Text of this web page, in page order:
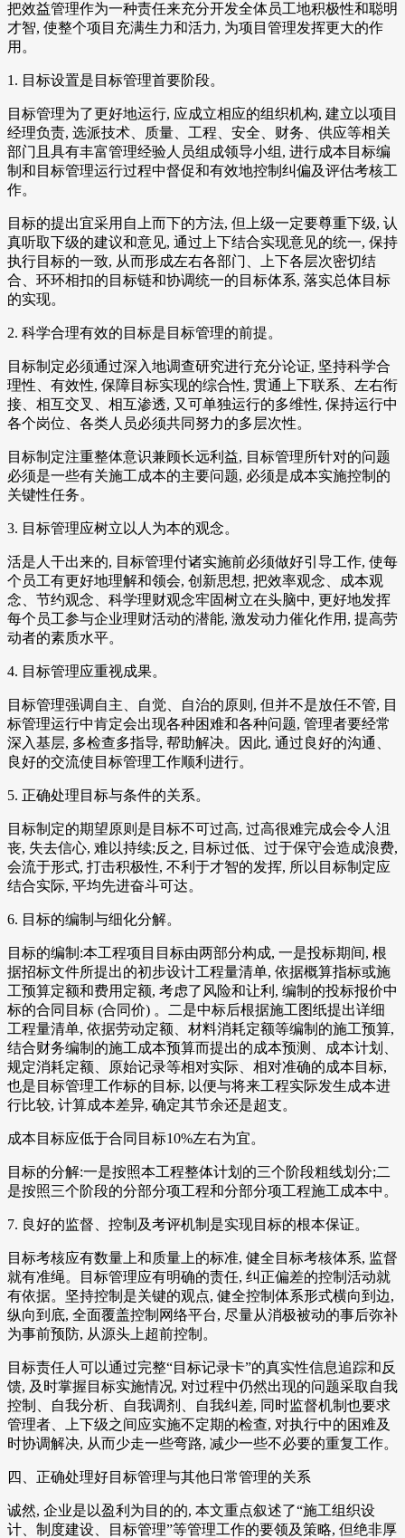
把效益管理作为一种责任来充分开发全体员工地积极性和聪明
才智, 使整个项目充满生力和活力, 为项目管理发挥更大的作
用。
1. 目标设置是目标管理首要阶段。
目标管理为了更好地运行, 应成立相应的组织机构, 建立以项目
经理负责, 选派技术、质量、工程、安全、财务、供应等相关
部门且具有丰富管理经验人员组成领导小组, 进行成本目标编
制和目标管理运行过程中督促和有效地控制纠偏及评估考核工
作。
目标的提出宜采用自上而下的方法, 但上级一定要尊重下级, 认
真听取下级的建议和意见, 通过上下结合实现意见的统一, 保持
执行目标的一致, 从而形成左右各部门、上下各层次密切结
合、环环相扣的目标链和协调统一的目标体系, 落实总体目标
的实现。
2. 科学合理有效的目标是目标管理的前提。
目标制定必须通过深入地调查研究进行充分论证, 坚持科学合
理性、有效性, 保障目标实现的综合性, 贯通上下联系、左右衔
接、相互交叉、相互渗透, 又可单独运行的多维性, 保持运行中
各个岗位、各类人员必须共同努力的多层次性。
目标制定注重整体意识兼顾长远利益, 目标管理所针对的问题
必须是一些有关施工成本的主要问题, 必须是成本实施控制的
关键性任务。
3. 目标管理应树立以人为本的观念。
活是人干出来的, 目标管理付诸实施前必须做好引导工作, 使每
个员工有更好地理解和领会, 创新思想, 把效率观念、成本观
念、节约观念、科学理财观念牢固树立在头脑中, 更好地发挥
每个员工参与企业理财活动的潜能, 激发动力催化作用, 提高劳
动者的素质水平。
4. 目标管理应重视成果。
目标管理强调自主、自觉、自治的原则, 但并不是放任不管, 目
标管理运行中肯定会出现各种困难和各种问题, 管理者要经常
深入基层, 多检查多指导, 帮助解决。因此, 通过良好的沟通、
良好的交流使目标管理工作顺利进行。
5. 正确处理目标与条件的关系。
目标制定的期望原则是目标不可过高, 过高很难完成会令人沮
丧, 失去信心, 难以持续;反之, 目标过低、过于保守会造成浪费,
会流于形式, 打击积极性, 不利于才智的发挥, 所以目标制定应
结合实际, 平均先进奋斗可达。
6. 目标的编制与细化分解。
目标的编制:本工程项目目标由两部分构成, 一是投标期间, 根
据招标文件所提出的初步设计工程量清单, 依据概算指标或施
工预算定额和费用定额, 考虑了风险和让利, 编制的投标报价中
标的合同目标 (合同价) 。二是中标后根据施工图纸提出详细
工程量清单, 依据劳动定额、材料消耗定额等编制的施工预算,
结合财务编制的施工成本预算而提出的成本预测、成本计划、
规定消耗定额、原始记录等相对实际、相对准确的成本目标,
也是目标管理工作标的目标, 以便与将来工程实际发生成本进
行比较, 计算成本差异, 确定其节余还是超支。
成本目标应低于合同目标10%左右为宜。
目标的分解:一是按照本工程整体计划的三个阶段粗线划分;二
是按照三个阶段的分部分项工程和分部分项工程施工成本中。
7. 良好的监督、控制及考评机制是实现目标的根本保证。
目标考核应有数量上和质量上的标准, 健全目标考核体系, 监督
就有准绳。目标管理应有明确的责任, 纠正偏差的控制活动就
有依据。坚持控制是关键的观点, 健全控制体系形式横向到边,
纵向到底, 全面覆盖控制网络平台, 尽量从消极被动的事后弥补
为事前预防, 从源头上超前控制。
目标责任人可以通过完整“目标记录卡”的真实性信息追踪和反
馈, 及时掌握目标实施情况, 对过程中仍然出现的问题采取自我
控制、自我分析、自我调剂、自我纠差, 同时监督机制也要求
管理者、上下级之间应实施不定期的检查, 对执行中的困难及
时协调解决, 从而少走一些弯路, 减少一些不必要的重复工作。
四、正确处理好目标管理与其他日常管理的关系
诚然, 企业是以盈利为目的的, 本文重点叙述了“施工组织设
计、制度建设、目标管理”等管理工作的要领及策略, 但绝非厚